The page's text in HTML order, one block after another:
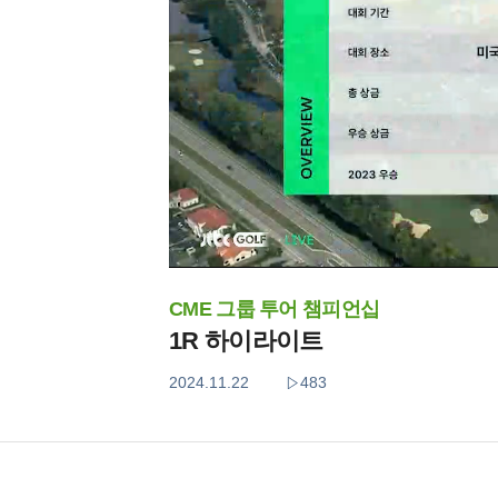
CME 그룹 투어 챔피언십
1R 하이라이트
2024.11.22 483